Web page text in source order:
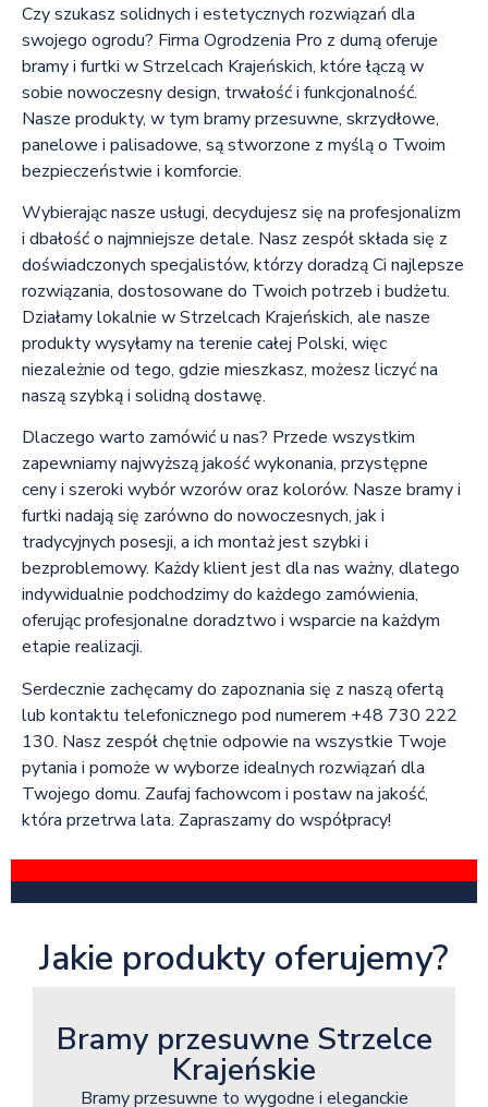
Czy szukasz solidnych i estetycznych rozwiązań dla
swojego ogrodu? Firma Ogrodzenia Pro z dumą oferuje
bramy i furtki w Strzelcach Krajeńskich, które łączą w
sobie nowoczesny design, trwałość i funkcjonalność.
Nasze produkty, w tym bramy przesuwne, skrzydłowe,
panelowe i palisadowe, są stworzone z myślą o Twoim
bezpieczeństwie i komforcie.
Wybierając nasze usługi, decydujesz się na profesjonalizm
i dbałość o najmniejsze detale. Nasz zespół składa się z
doświadczonych specjalistów, którzy doradzą Ci najlepsze
rozwiązania, dostosowane do Twoich potrzeb i budżetu.
Działamy lokalnie w Strzelcach Krajeńskich, ale nasze
produkty wysyłamy na terenie całej Polski, więc
niezależnie od tego, gdzie mieszkasz, możesz liczyć na
naszą szybką i solidną dostawę.
Dlaczego warto zamówić u nas? Przede wszystkim
zapewniamy najwyższą jakość wykonania, przystępne
ceny i szeroki wybór wzorów oraz kolorów. Nasze bramy i
furtki nadają się zarówno do nowoczesnych, jak i
tradycyjnych posesji, a ich montaż jest szybki i
bezproblemowy. Każdy klient jest dla nas ważny, dlatego
indywidualnie podchodzimy do każdego zamówienia,
oferując profesjonalne doradztwo i wsparcie na każdym
etapie realizacji.
Serdecznie zachęcamy do zapoznania się z naszą ofertą
lub kontaktu telefonicznego pod numerem +48 730 222
130. Nasz zespół chętnie odpowie na wszystkie Twoje
pytania i pomoże w wyborze idealnych rozwiązań dla
Twojego domu. Zaufaj fachowcom i postaw na jakość,
która przetrwa lata. Zapraszamy do współpracy!
Jakie produkty oferujemy?
Bramy przesuwne Strzelce
Krajeńskie
Bramy przesuwne to wygodne i eleganckie